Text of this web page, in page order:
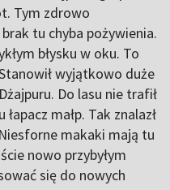
Tym zdrowo
tu chyba pożywienia.
błysku w oku. To
wyjątkowo duże
Do lasu nie trafił
małp. Tak znalazł
makaki mają tu
nowo przybyłym
się do nowych